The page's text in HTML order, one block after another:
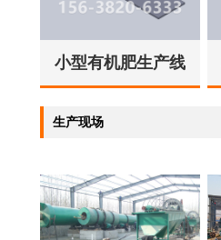
小型有机肥生产线
生产现场